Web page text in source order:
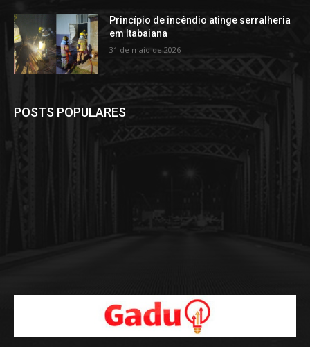
Princípio de incêndio atinge serralheria
em Itabaiana
31 de maio de 2026
POSTS POPULARES